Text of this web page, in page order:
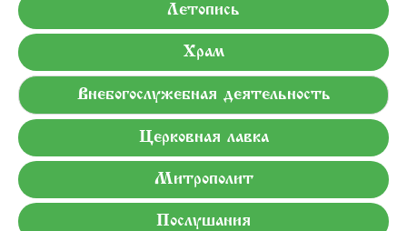
Летопись
Храм
Внебогослужебная деятельность
Церковная лавка
Митрополит
Послушания